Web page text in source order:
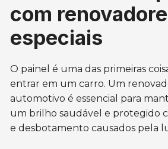
com
especiais
O painel é uma das primeiras
entrar em um carro. Um
automotivo é essencial para
um brilho saudável e protegido
e desbotamento causados pela